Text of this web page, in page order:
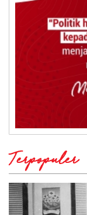
Terpopuler